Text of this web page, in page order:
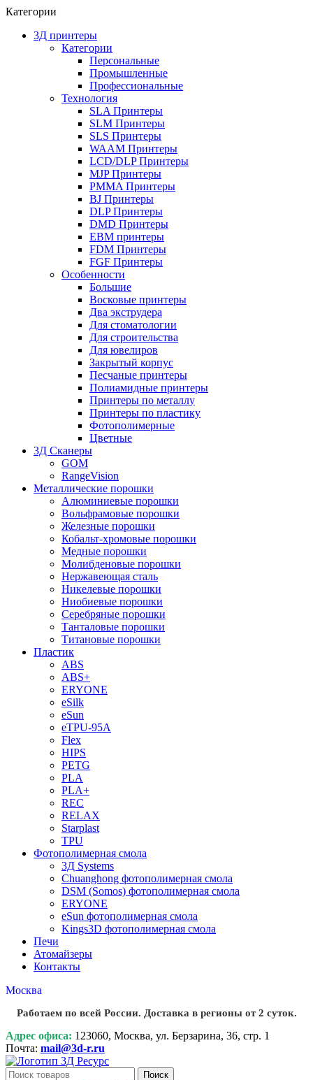
Категории
3Д принтеры
Категории
Персональные
Промышленные
Профессиональные
Технология
SLA Принтеры
SLM Принтеры
SLS Принтеры
WAAM Принтеры
LCD/DLP Принтеры
MJP Принтеры
PMMA Принтеры
BJ Принтеры
DLP Принтеры
DMD Принтеры
EBM принтеры
FDM Принтеры
FGF Принтеры
Особенности
Большие
Восковые принтеры
Два экструдера
Для стоматологии
Для строительства
Для ювелиров
Закрытый корпус
Песчаные принтеры
Полиамидные принтеры
Принтеры по металлу
Принтеры по пластику
Фотополимерные
Цветные
3Д Сканеры
GOM
RangeVision
Металлические порошки
Алюминиевые порошки
Вольфрамовые порошки
Железные порошки
Кобальт-хромовые порошки
Медные порошки
Молибденовые порошки
Нержавеющая сталь
Никелевые порошки
Ниобиевые порошки
Серебряные порошки
Танталовые порошки
Титановые порошки
Пластик
ABS
ABS+
ERYONE
eSilk
eSun
eTPU-95A
Flex
HIPS
PETG
PLA
PLA+
REC
RELAX
Starplast
TPU
Фотополимерная смола
3Д Systems
Chuanghong фотополимерная смола
DSM (Somos) фотополимерная смола
ERYONE
eSun фотополимерная смола
Kings3D фотополимерная смола
Печи
Атомайзеры
Контакты
Москва
Работаем по всей России. Доставка в регионы от 2 суток.
Адрес офиса: 123060, Москва, ул. Берзарина, 36, стр. 1
Почта: mail@3d-r.ru
Поиск